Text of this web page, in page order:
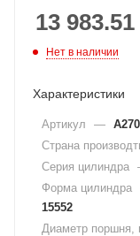
13 983.51
Нет в наличии
Характеристики
Артикул —
Страна
Серия цилиндра
Форма цилиндра
15552
Диаметр поршня,